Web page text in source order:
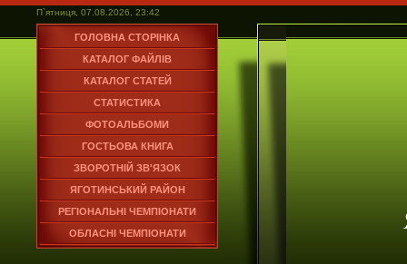
П`ятниця, 07.08.2026, 23:42
ГОЛОВНА СТОРІНКА
КАТАЛОГ ФАЙЛІВ
КАТАЛОГ СТАТЕЙ
СТАТИСТИКА
ФОТОАЛЬБОМИ
ГОСТЬОВА КНИГА
ЗВОРОТНІЙ ЗВ'ЯЗОК
ЯГОТИНСЬКИЙ РАЙОН
РЕГІОНАЛЬНІ ЧЕМПІОНАТИ
ОБЛАСНІ ЧЕМПІОНАТИ